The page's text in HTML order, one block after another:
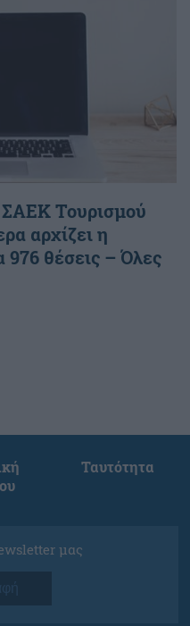
ΣΑΕΚ Τουρισμού
αρχίζει η
976 θέσεις – Όλες
Ταυτότητα
μας